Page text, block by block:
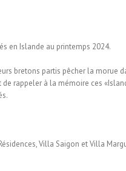
en Islande au printemps 2024.
bretons partis pêcher la morue
rappeler à la mémoire ces
Villa Saigon et Villa